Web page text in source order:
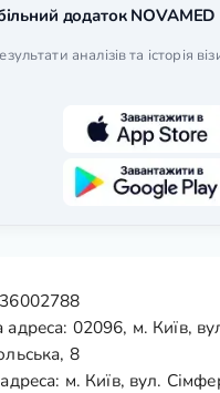
додаток NOVAMED
аналізів та історія
02096, м. Київ,
8
м. Київ, вул.